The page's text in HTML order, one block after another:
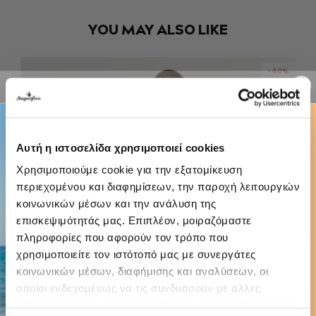
Αυτή η ιστοσελίδα χρησιμοποιεί cookies
Χρησιμοποιούμε cookie για την εξατομίκευση
περιεχομένου και διαφημίσεων, την παροχή λειτουργιών
κοινωνικών μέσων και την ανάλυση της
επισκεψιμότητάς μας. Επιπλέον, μοιραζόμαστε
πληροφορίες που αφορούν τον τρόπο που
χρησιμοποιείτε τον ιστότοπό μας με συνεργάτες
κοινωνικών μέσων, διαφήμισης και αναλύσεων, οι
οποίοι ενδεχομένως να τις συνδυάσουν με άλλες
YOU MAY ALSO LIKE
-40%